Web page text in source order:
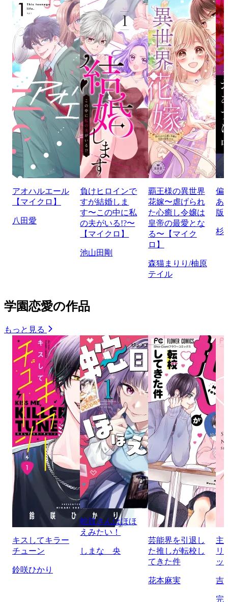
アオハルエール
【マイクロ】
八田愛
負けヒロインで
すが結婚しま
す〜この中に私
の夫がいる!?〜
【マイクロ】
池山田剛
覇王様の異世界
花嫁〜虐げられ
た心癒し令嬢は
皇帝の最愛とな
る〜【マイク
ロ】
森猫まりり/柚原
テイル
偏
あ
版
杉
学園恋愛の作品
もっと見る
キスしてキラー
チューン
鈴咲ひかり
蛇目さんはほほ
えみたい！
しまな 央
芸能界を引退し
た推しが転校し
てきた件
花本麻実
主
リ
ッ
吉
完